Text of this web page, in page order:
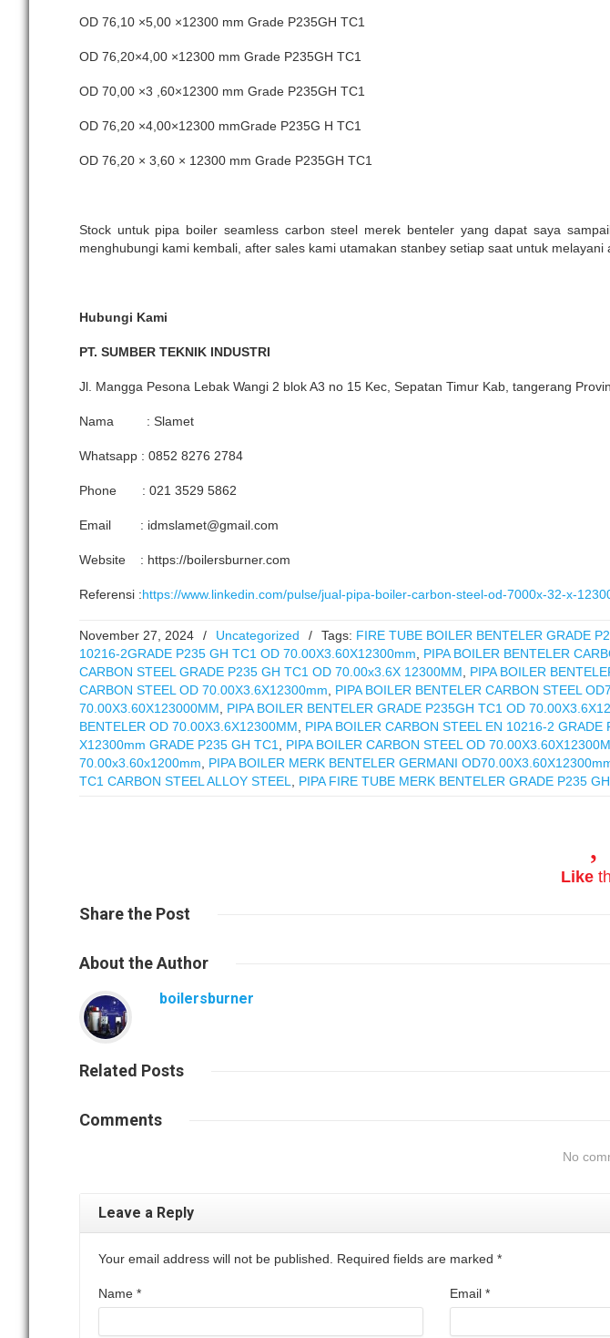
OD 76,10 ×5,00 ×12300 mm Grade P235GH TC1
OD 76,20×4,00 ×12300 mm Grade P235GH TC1
OD 70,00 ×3 ,60×12300 mm Grade P235GH TC1
OD 76,20 ×4,00×12300 mmGrade P235G H TC1
OD 76,20 × 3,60 × 12300 mm Grade P235GH TC1
Stock untuk pipa boiler seamless carbon steel merek benteler yang dapat saya
menghubungi kami kembali, after sales kami utamakan stanbey setiap saat untuk
Hubungi Kami
PT. SUMBER TEKNIK INDUSTRI
Jl. Mangga Pesona Lebak Wangi 2 blok A3 no 15 Kec, Sepatan Timur Kab, tangerang
Nama : Slamet
Whatsapp : 0852 8276 2784
Phone : 021 3529 5862
Email : idmslamet@gmail.com
Website : https://boilersburner.com
Referensi :https://www.linkedin.com/pulse/jual-pipa-boiler-carbon-steel-od-7000x-32-x-
November 27, 2024 / Uncategorized / Tags: FIRE TUBE BOILER BENTELER GRADE
10216-2GRADE P235 GH TC1 OD 70.00X3.60X12300mm
PIPA BOILER BENTELER
CARBON STEEL GRADE P235 GH TC1 OD 70.00x3.6X 12300MM
PIPA BOILER
CARBON STEEL OD 70.00X3.6X12300mm
PIPA BOILER BENTELER CARBON STEEL
70.00X3.60X123000MM
PIPA BOILER BENTELER GRADE P235GH TC1 OD
BENTELER OD 70.00X3.6X12300MM
PIPA BOILER CARBON STEEL EN 10216-2
X12300mm GRADE P235 GH TC1
PIPA BOILER CARBON STEEL OD
70.00x3.60x1200mm
PIPA BOILER MERK BENTELER GERMANI
TC1 CARBON STEEL ALLOY STEEL
PIPA FIRE TUBE MERK BENTELER GRADE P235
Like
Sharethe Post
About the Author
boilersburner
Related Posts
Comments
No
Leave a Reply
Your email address will not be published. Required fields are marked *
Name * Email *